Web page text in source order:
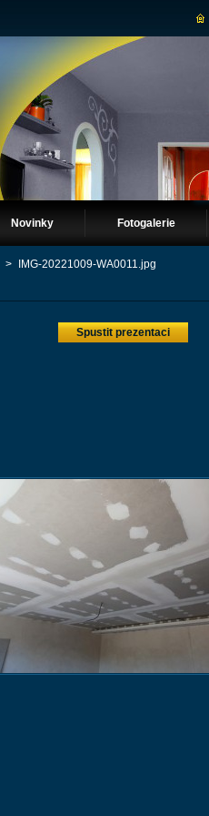
Novinky Fotogalerie
> IMG-20221009-WA0011.jpg
Spustit prezentaci